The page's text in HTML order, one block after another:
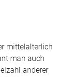
mittelalterlich
man auch
anderer